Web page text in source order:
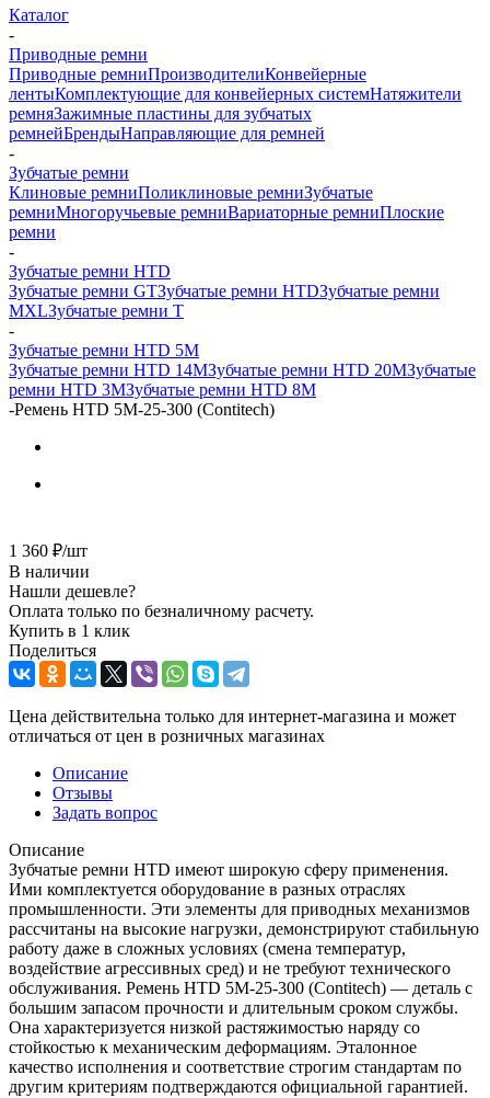
Каталог
-
Приводные ремни
Приводные ремниПроизводителиКонвейерные
лентыКомплектующие для конвейерных системНатяжители
ремняЗажимные пластины для зубчатых
ремнейБрендыНаправляющие для ремней
-
Зубчатые ремни
Клиновые ремниПоликлиновые ремниЗубчатые
ремниМногоручьевые ремниВариаторные ремниПлоские
ремни
-
Зубчатые ремни HTD
Зубчатые ремни GTЗубчатые ремни HTDЗубчатые ремни
MXLЗубчатые ремни Т
-
Зубчатые ремни HTD 5M
Зубчатые ремни HTD 14MЗубчатые ремни HTD 20MЗубчатые
ремни HTD 3MЗубчатые ремни HTD 8M
-Ремень HTD 5M-25-300 (Contitech)
1 360 ₽/шт
В наличии
Нашли дешевле?
Оплата только по безналичному расчету.
Купить в 1 клик
Поделиться
Цена действительна только для интернет-магазина и может
отличаться от цен в розничных магазинах
Описание
Отзывы
Задать вопрос
Описание
Зубчатые ремни HTD имеют широкую сферу применения.
Ими комплектуется оборудование в разных отраслях
промышленности. Эти элементы для приводных механизмов
рассчитаны на высокие нагрузки, демонстрируют стабильную
работу даже в сложных условиях (смена температур,
воздействие агрессивных сред) и не требуют технического
обслуживания. Ремень HTD 5M-25-300 (Contitech) — деталь с
большим запасом прочности и длительным сроком службы.
Она характеризуется низкой растяжимостью наряду со
стойкостью к механическим деформациям. Эталонное
качество исполнения и соответствие строгим стандартам по
другим критериям подтверждаются официальной гарантией.